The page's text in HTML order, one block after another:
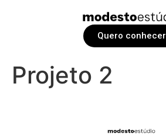
Quero conhecer
Projeto 2